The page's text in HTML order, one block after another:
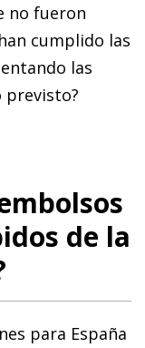
no fueron
cumplido las
las
previsto?
de la
para España